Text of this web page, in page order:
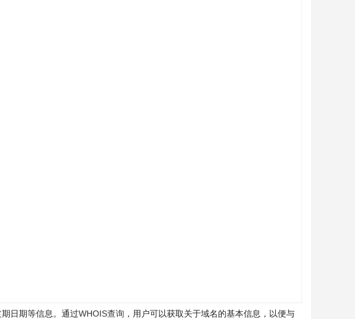
日期等信息。通过WHOIS查询 ，用户可以获取关于域名的基本信息，以便与